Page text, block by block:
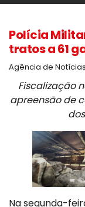
Polícia
tratos a 61
Agência de Notícias
Fiscalização
apreensão de
Na segunda-